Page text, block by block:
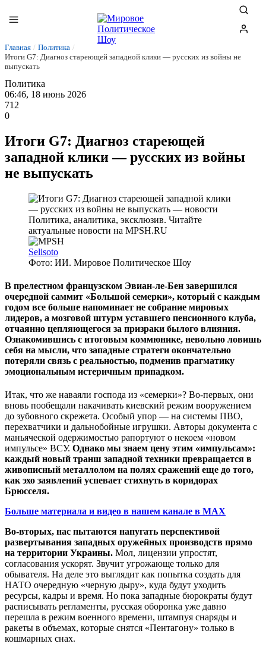
Главная / Политика /
Итоги G7: Диагноз стареющей западной клики — русских из войны не
выпускать
Политика
06:46, 18 июнь 2026
712
0
Итоги G7: Диагноз стареющей
западной клики — русских из войны
не выпускать
Selisoto
Фото: ИИ. Мировое Политическое Шоу
В прелестном французском Эвиан-ле-Бен завершился
очередной саммит «Большой семерки», который с каждым
годом все больше напоминает не собрание мировых
лидеров, а мозговой штурм уставшего пенсионного клуба,
отчаянно цепляющегося за призраки былого влияния.
Ознакомившись с итоговым коммюнике, невольно ловишь
себя на мысли, что западные стратеги окончательно
потеряли связь с реальностью, подменив прагматику
эмоциональным истеричным припадком.
Итак, что же наваяли господа из «семерки»? Во-первых, они
вновь пообещали накачивать киевский режим вооружением
до зубовного скрежета. Особый упор — на системы ПВО,
перехватчики и дальнобойные игрушки. Авторы документа с
маньяческой одержимостью рапортуют о некоем «новом
импульсе» ВСУ. Однако мы знаем цену этим «импульсам»:
каждый новый транш западной техники превращается в
живописный металлолом на полях сражений еще до того,
как эхо заявлений успевает стихнуть в коридорах
Брюсселя.
Больше материала и видео в нашем канале в MAX
Во-вторых, нас пытаются напугать перспективой
развертывания западных оружейных производств прямо
на территории Украины. Мол, лицензии упростят,
согласования ускорят. Звучит угрожающе только для
обывателя. На деле это выглядит как попытка создать для
НАТО очередную «черную дыру», куда будут уходить
ресурсы, кадры и время. Но пока западные бюрократы будут
расписывать регламенты, русская оборонка уже давно
перешла в режим военного времени, штампуя снаряды и
ракеты в объемах, которые снятся «Пентагону» только в
кошмарных снах.